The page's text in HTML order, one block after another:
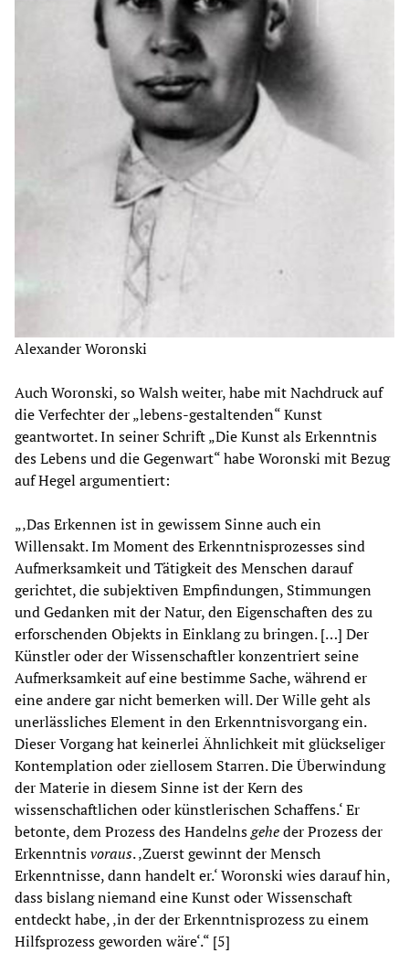
Alexander Woronski
Auch Woronski, so Walsh weiter, habe mit Nachdruck auf
die Verfechter der „lebens-gestaltenden“ Kunst
geantwortet. In seiner Schrift „Die Kunst als Erkenntnis
des Lebens und die Gegenwart“ habe Woronski mit Bezug
auf Hegel argumentiert:
„‚Das Erkennen ist in gewissem Sinne auch ein
Willensakt. Im Moment des Erkenntnisprozesses sind
Aufmerksamkeit und Tätigkeit des Menschen darauf
gerichtet, die subjektiven Empfindungen, Stimmungen
und Gedanken mit der Natur, den Eigenschaften des zu
erforschenden Objekts in Einklang zu bringen. […] Der
Künstler oder der Wissenschaftler konzentriert seine
Aufmerksamkeit auf eine bestimme Sache, während er
eine andere gar nicht bemerken will. Der Wille geht als
unerlässliches Element in den Erkenntnisvorgang ein.
Dieser Vorgang hat keinerlei Ähnlichkeit mit glückseliger
Kontemplation oder ziellosem Starren. Die Überwindung
der Materie in diesem Sinne ist der Kern des
wissenschaftlichen oder künstlerischen Schaffens.‘ Er
betonte, dem Prozess des Handelnsgeheder Prozess der
Erkenntnisvoraus. ‚Zuerst gewinnt der Mensch
Erkenntnisse, dann handelt er.‘ Woronski wies darauf hin,
dass bislang niemand eine Kunst oder Wissenschaft
entdeckt habe, ‚in der der Erkenntnisprozess zu einem
Hilfsprozess geworden wäre‘.“ [5]